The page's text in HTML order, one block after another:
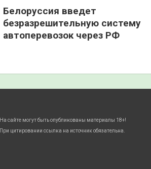
Белоруссия введет
безразрешительную систему
автоперевозок через РФ
На сайте могут быть опубликованы материалы 18+!
При цитировании ссылка на источник обязательна.